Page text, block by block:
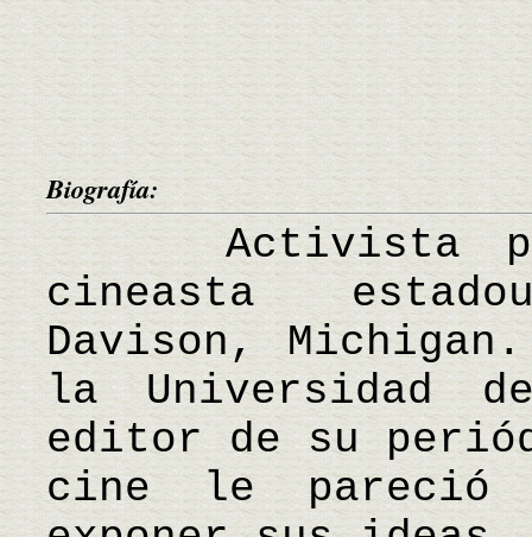
Biografía:
Activista
cineasta
Davison,
la Universidad
editor de su
cine le pareció